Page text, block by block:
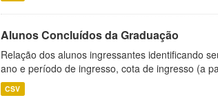
Alunos Concluídos da Graduação
Relação dos alunos ingressantes identificando
ano e período de ingresso, cota de ingresso (a
CSV